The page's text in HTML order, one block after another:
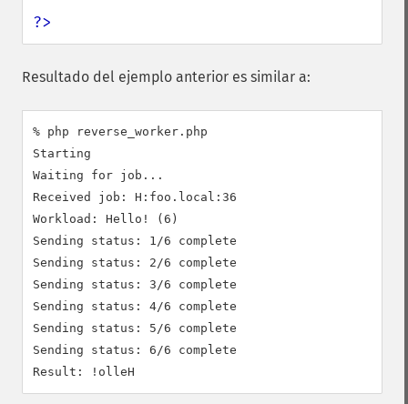
?>
Resultado del ejemplo anterior es similar a:
% php reverse_worker.php
Starting
Waiting for job...
Received job: H:foo.local:36
Workload: Hello! (6)
Sending status: 1/6 complete
Sending status: 2/6 complete
Sending status: 3/6 complete
Sending status: 4/6 complete
Sending status: 5/6 complete
Sending status: 6/6 complete